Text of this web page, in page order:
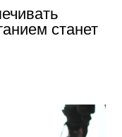
станет